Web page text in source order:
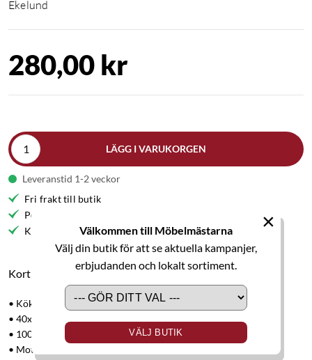
Välkommen till Möbelmästarna
Välj din butik för att se aktuella kampanjer,
erbjudanden och lokalt sortiment.
VÄLJ BUTIK
×
Ekelund
280,00 kr
LÄGG I VARUKORGEN
Leveranstid 1-2 veckor
Fri frakt till butik
Personlig service
Kvalitetsmöbler
Kort produktbeskrivning
• Kökshandduk
• 40x60 cm
• 100% ekologisk bomull
• Motiv av citroner